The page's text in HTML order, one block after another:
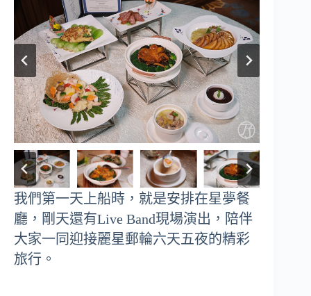
我們第一天上船時，就是安排在星夢餐
廳，剛天還有Live Band現場演出，陪伴
大家一同迎接麗星郵輪六天五夜的精彩
旅行。